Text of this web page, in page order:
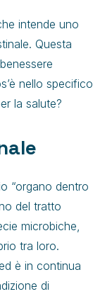
intende uno
Questa
nello specifico
la salute?
“organo dentro
del tratto
microbiche,
tra loro.
è in continua
di